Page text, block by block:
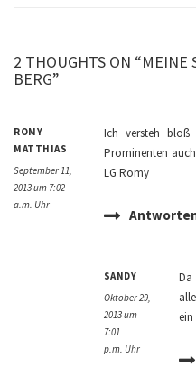
2 THOUGHTS ON “MEINE
BERG”
ROMY
MATTHIAS
September 11,
2013 um 7:02
a.m. Uhr
Ich versteh
Prominenten
LG Romy
SANDY
Oktober 29,
2013 um
7:01
p.m. Uhr
Da
ein